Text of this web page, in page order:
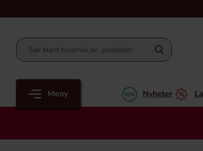
Meny Nyheter